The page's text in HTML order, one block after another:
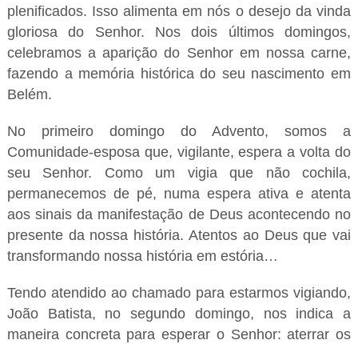
plenificados. Isso alimenta em nós o desejo da vinda
gloriosa do Senhor. Nos dois últimos domingos,
celebramos a aparição do Senhor em nossa carne,
fazendo a memória histórica do seu nascimento em
Belém.
No primeiro domingo do Advento, somos a
Comunidade-esposa que, vigilante, espera a volta do
seu Senhor. Como um vigia que não cochila,
permanecemos de pé, numa espera ativa e atenta
aos sinais da manifestação de Deus acontecendo no
presente da nossa história. Atentos ao Deus que vai
transformando nossa história em estória…
Tendo atendido ao chamado para estarmos vigiando,
João Batista, no segundo domingo, nos indica a
maneira concreta para esperar o Senhor: aterrar os